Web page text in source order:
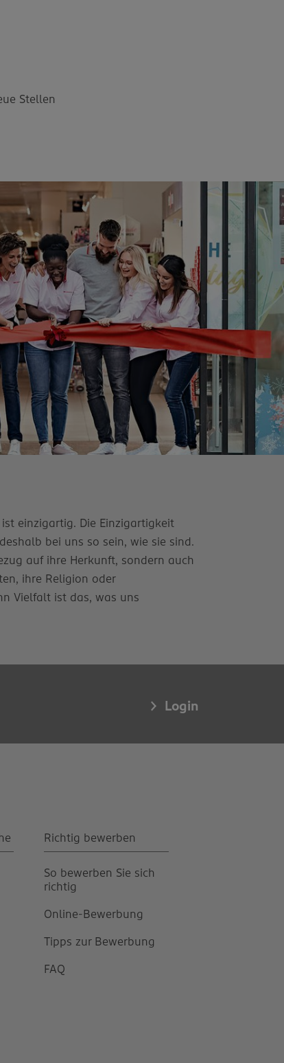
Stellen
einzigartig. Die Einzigartigkeit
bei uns so sein, wie sie sind.
auf ihre Herkunft, sondern auch
ihre Religion oder
Vielfalt ist das, was uns
Login
Richtig bewerben
So bewerben Sie sich
richtig
Online-Bewerbung
Tipps zur Bewerbung
FAQ